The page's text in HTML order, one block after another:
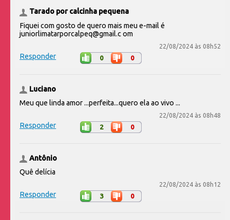
Tarado por calcinha pequena
Fiquei com gosto de quero mais meu e-mail é
juniorlimatarporcalpeq@gmail.c om
22/08/2024 às 08h52
Responder 0 0
Luciano
Meu que linda amor ...perfeita...quero ela ao vivo ...
22/08/2024 às 08h48
Responder 2 0
Antônio
Quê delícia
22/08/2024 às 08h12
Responder 3 0